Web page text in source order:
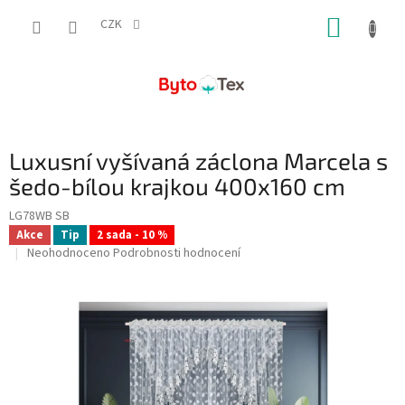
CZK
Luxusní vyšívaná záclona Marcela s
šedo-bílou krajkou 400x160 cm
LG78WB SB
Akce Tip 2 sada - 10 %
Průměrné
Neohodnoceno Podrobnosti hodnocení